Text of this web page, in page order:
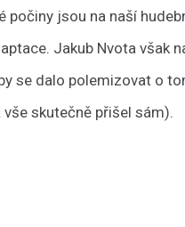
jsou na naší
Jakub Nvota však
se dalo polemizovat o
skutečně přišel sám).